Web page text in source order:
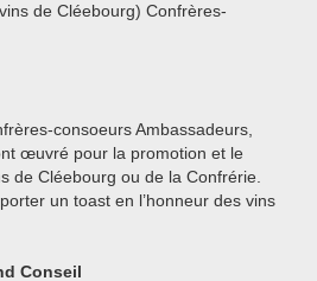
de Cléebourg) Confrères-
consoeurs Ambassadeurs,
œuvré pour la promotion et le
de Cléebourg ou de la Confrérie.
un toast en l’honneur des vins
Conseil